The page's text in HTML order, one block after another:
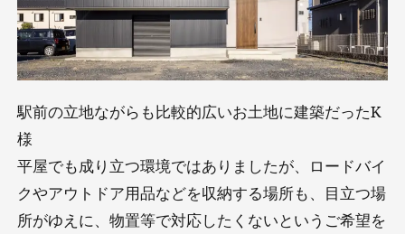
駅前の立地ながらも比較的広いお土地に建築だったK
様
平屋でも成り立つ環境ではありましたが、ロードバイ
クやアウトドア用品などを収納する場所も、目立つ場
所がゆえに、物置等で対応したくないというご希望を